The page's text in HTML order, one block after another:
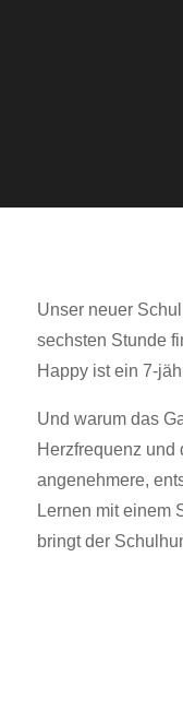
Unser neuer
sechsten Stunde
Happy ist ein 7-
Und warum das
Herzfrequenz und
angenehmere,
Lernen mit einem
bringt der